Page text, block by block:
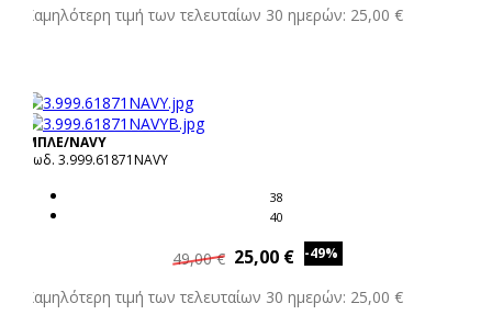
Χαμηλότερη τιμή των τελευταίων 30 ημερών: 25,00 €
ΜΠΛΕ/NAVY
Κωδ. 3.999.61871NAVY
38
40
49,00 € 25,00 € -49%
Χαμηλότερη τιμή των τελευταίων 30 ημερών: 25,00 €